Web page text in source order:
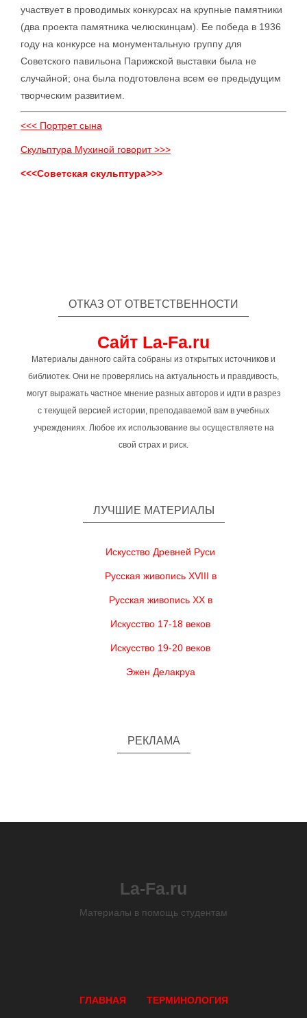
участвует в проводимых конкурсах на крупные памятники
(два проекта памятника челюскинцам). Ее победа в 1936
году на конкурсе на монументальную группу для
Советского павильона Парижской выставки была не
случайной; она была подготовлена всем ее предыдущим
творческим развитием.
<<< Портрет сына
Скульптура Мухиной говорит >>>
<<<Советская скульптура>>>
ОТКАЗ ОТ ОТВЕТСТВЕННОСТИ
Сайт La-Fa.ru
Материалы данного сайта собраны из открытых источников и
библиотек. Они не проверялись на актуальность и правдивость,
могут выражать частное мнение разных авторов и идти в разрез
с текущей версией истории, преподаваемой вам в учебных
учреждениях. Любое их использование вы осуществляете на
свой страх и риск.
ЛУЧШИЕ МАТЕРИАЛЫ
Искусство Древней Руси
Русская живопись XVIII в
Русская живопись XX в
Искусство 17-18 веков
Искусство 19-20 веков
Эжен Делакруа
РЕКЛАМА
La-Fa.ru
Материалы в помощь студентам
ГЛАВНАЯ ТЕРМИНОЛОГИЯ